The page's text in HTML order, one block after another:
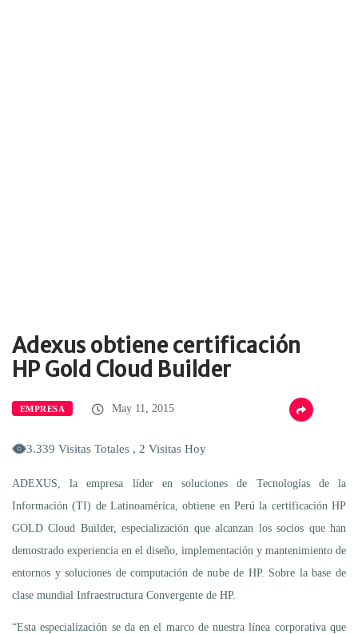
Adexus obtiene certificación
HP Gold Cloud Builder
EMPRESA May 11, 2015
3.339 Visitas Totales , 2 Visitas Hoy
ADEXUS, la empresa líder en soluciones de Tecnologías de la
Información (TI) de Latinoamérica, obtiene en Perú la certificación HP
GOLD Cloud Builder, especialización que alcanzan los socios que han
demostrado experiencia en el diseño, implementación y mantenimiento de
entornos y soluciones de computación de nube de HP. Sobre la base de
clase mundial Infraestructura Convergente de HP.
“Esta especialización se da en el marco de nuestra línea corporativa que